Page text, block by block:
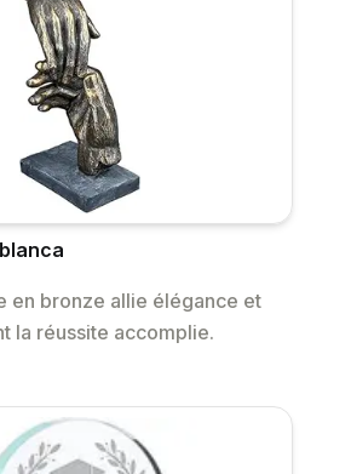
en bronze allie élégance et
la réussite accomplie.